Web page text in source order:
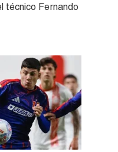
técnico Fernando